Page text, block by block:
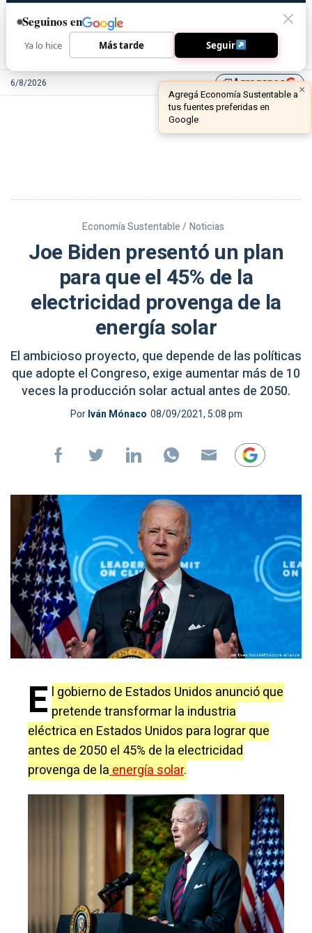
6/8/2026 library_addAgreganos
Economía Sustentable / Noticias
Joe Biden presentó un plan
para que el 45% de la
electricidad provenga de la
energía solar
El ambicioso proyecto, que depende de las políticas
que adopte el Congreso, exige aumentar más de 10
veces la producción solar actual antes de 2050.
PorIván Mónaco 08/09/2021, 5:08 pm
E l gobierno de Estados Unidos anunció que
pretende transformar la industria
eléctrica en Estados Unidos para lograr que
antes de 2050 el 45% de la electricidad
provenga de laenergía solar.
Seguinos en
Ya lo hice Más tarde Seguir